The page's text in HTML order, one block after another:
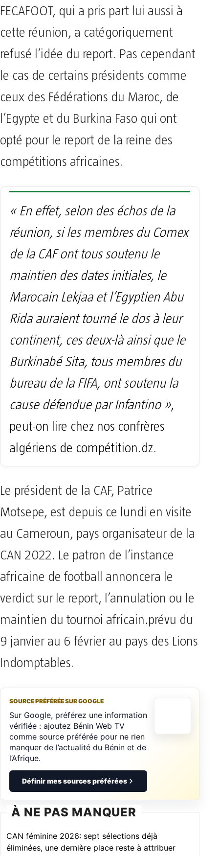
FECAFOOT, qui a pris part lui aussi à
cette réunion, a catégoriquement
refusé l’idée du report. Pas cependant
le cas de certains présidents comme
ceux des Fédérations du Maroc, de
l’Egypte et du Burkina Faso qui ont
opté pour le report de la reine des
compétitions africaines.
« En effet, selon des échos de la
réunion, si les membres du Comex
de la CAF ont tous soutenu le
maintien des dates initiales, le
Marocain Lekjaa et l’Egyptien Abu
Rida auraient tourné le dos à leur
continent, ces deux-là ainsi que le
Burkinabé Sita, tous membres du
bureau de la FIFA, ont soutenu la
cause défendue par Infantino »,
peut-on lire chez nos confrères
algériens de compétition.dz.
Le président de la CAF, Patrice
Motsepe, est depuis ce lundi en visite
au Cameroun, pays organisateur de la
CAN 2022. Le patron de l’instance
africaine de football annoncera le
verdict sur le report, l’annulation ou le
maintien du tournoi africain.prévu du
9 janvier au 6 février au pays des Lions
Indomptables.
SOURCE PRÉFÉRÉE SUR GOOGLE
Sur Google, préférez une information
vérifiée : ajoutez Bénin Web TV
comme source préférée pour ne rien
manquer de l’actualité du Bénin et de
l’Afrique.
Définir mes sources préférées
À NE PAS MANQUER
CAN féminine 2026: sept sélections déjà
éliminées, une dernière place reste à attribuer